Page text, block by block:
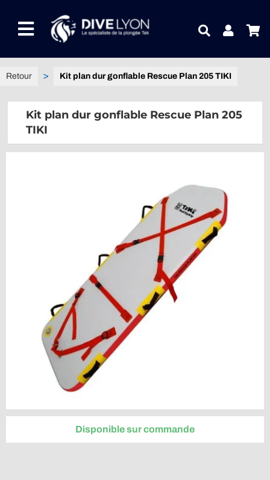
contenuToggle
Navigation
NOTRE UNIVERS PRODUITS
CONTACTEZ-NOUS
Kit plan dur gonflable Rescue Plan 205 TIKI
Kit plan dur gonflable Rescue Plan 205
TIKI
Disponible sur commande